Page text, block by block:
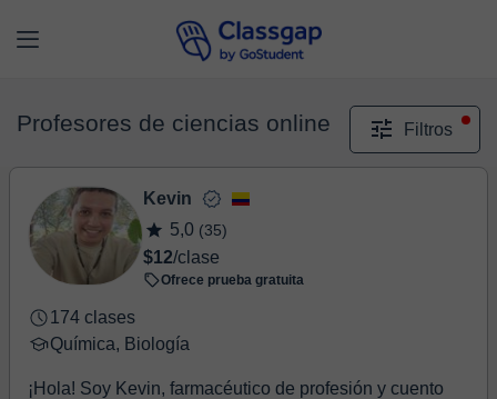
Profesores de ciencias online Filtros
Kevin
5,0 (35)
$12/clase
Ofrece prueba gratuita
174 clases
Química, Biología
¡Hola! Soy Kevin, farmacéutico de profesión y cuento